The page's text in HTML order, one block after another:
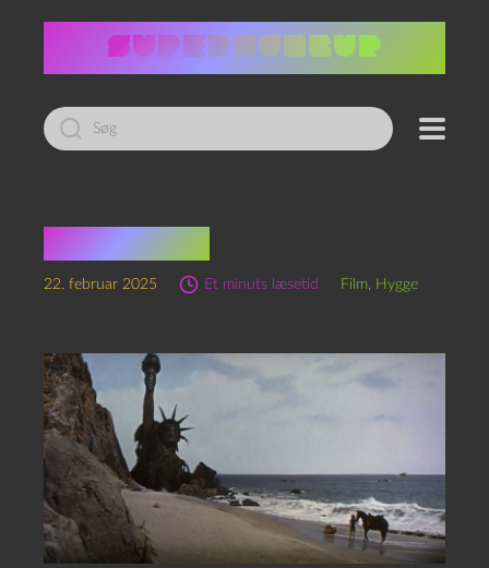
Led
efter:
film quiz 3
22. februar 2025 Et minuts læsetid Film, Hygge